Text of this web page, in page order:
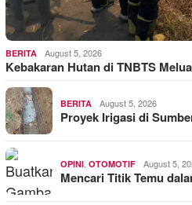
BERITA August 5, 2026
Kebakaran Hutan di TNBTS
BERITA August 5, 2026
Proyek Irigasi di
OPINI, OTOMOTIF August 5,
Mencari Titik Temu